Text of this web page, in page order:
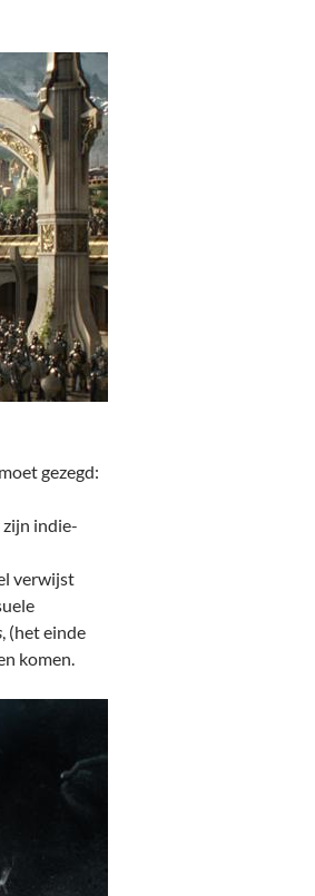
gezegd:
indie-
verwijst
, (het einde
komen.